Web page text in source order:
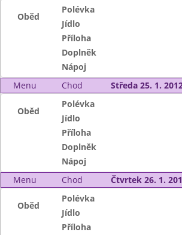
Oběd
Polévka
Jídlo
Příloha
Doplněk
Nápoj
Menu
Chod Středa 25. 1.
Oběd
Polévka
Jídlo
Příloha
Doplněk
Nápoj
Menu
Chod Čtvrtek 26. 1.
Oběd
Polévka
Jídlo
Příloha